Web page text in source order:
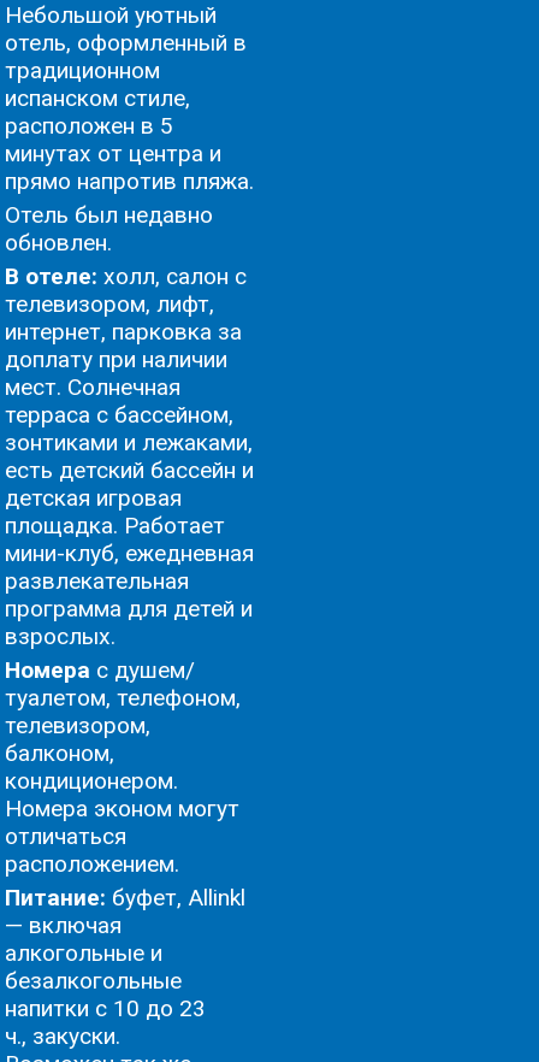
Небольшой уютный
отель, оформленный в
традиционном
испанском стиле,
расположен в 5
минутах от центра и
прямо напротив пляжа.
Oтель был недавно
обновлен.
В отеле: холл, салон с
телевизором, лифт,
интернет, парковка за
доплату при наличии
мест. Солнечная
терраса с бассейном,
зонтиками и лежаками,
есть детский бассейн и
детская игровая
площадка. Работает
мини-клуб, ежедневная
развлекательная
программа для детей и
взрослых.
Номера с душем/
туалетом, телефоном,
телевизором,
балконом,
кондиционером.
Номера эконом могут
отличаться
расположением.
Питание: буфет, Allinkl
— включая
алкогольные и
безалкогольные
напитки с 10 до 23
ч., закуски.